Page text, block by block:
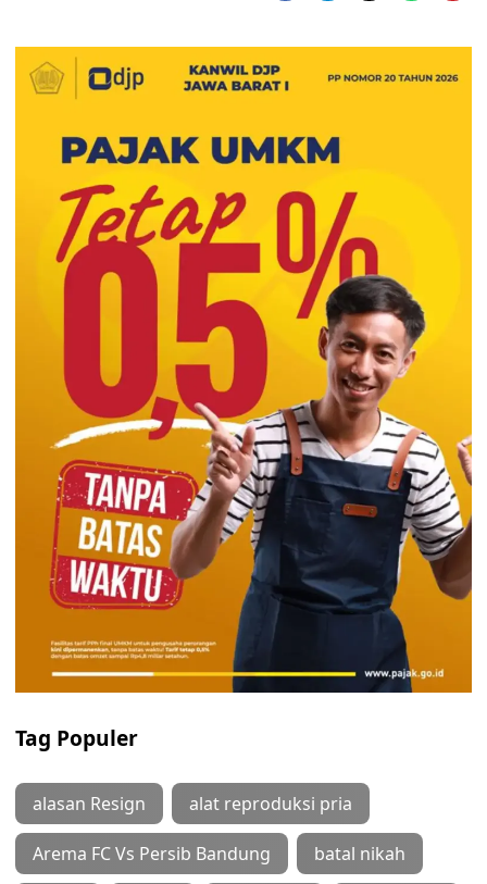
Tag Populer
alasan Resign alat reproduksi pria
Arema FC Vs Persib Bandung batal nikah